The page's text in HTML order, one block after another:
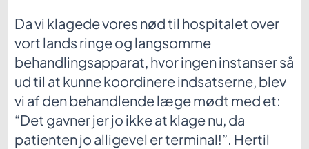
Da vi klagede vores nød til hospitalet over
vort lands ringe og langsomme
behandlingsapparat, hvor ingen instanser så
ud til at kunne koordinere indsatserne, blev
vi af den behandlende læge mødt med et:
“Det gavner jer jo ikke at klage nu, da
patienten jo alligevel er terminal!”. Hertil